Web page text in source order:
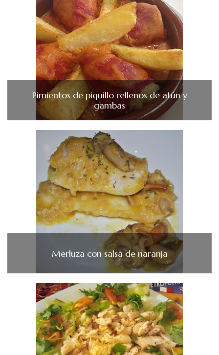
Pimientos de piquillo rellenos de atún y
gambas
Merluza con salsa de naranja